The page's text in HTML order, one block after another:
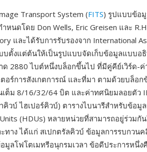
Transport System (FITS) รูปแบบข้อ
หนดโดย Don Wells, Eric Greisen และ
และได้รับการรับรองจาก International
บตั้งแต่ต้นให้เป็นรูปแบบจัดเก็บข้อมูลแบบอ
2880 ไบต์หนึ่งบล็อกขึ้นไป ที่มีคู่คีย์เวิร์ด-ค่
อร์การสังเกตการณ์ และที่มา ตามด้วยบล็อก
เต็ม 8/16/32/64 บิต และค่าทศนิยมลอยตัว
คิวบ์ ไฮเปอร์คิวบ์) ตารางไบนารีสำหรับข้อมู
(HDUs) หลายหน่วยที่สามารถอยู่ร่วมกั
ทาง ได้แก่ สเปกตรัลคิวบ์ ข้อมูลการรบกวน
มูลโฟโตเมทรีอนุกรมเวลา ข้อดีประการหนึ่ง